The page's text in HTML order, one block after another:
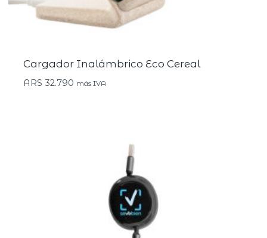
Cargador Inalámbrico Eco Cereal
ARS 32.790 más IVA